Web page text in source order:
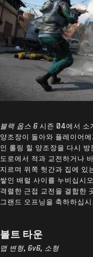
블랙 옵스 6 시즌 04에서 소
양조장이 돌아와 플레이어
인 롤링 힐 양조장을 다시
도로에서 적과 교전하거나
지르며 위쪽 헛간과 집에 있
쌓인 배럴 사이를 누비십시
격렬한 근접 교전을 결합한
그랜드 오프닝을 축하하십시
볼트 타운
맵 변형, 6v6, 소형